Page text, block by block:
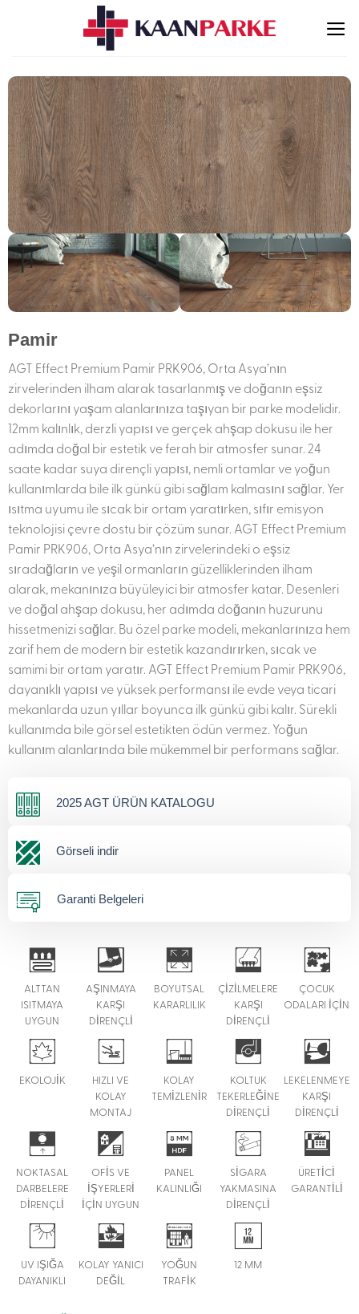
Pamir
AGT Effect Premium Pamir PRK906, Orta Asya’nın
zirvelerinden ilham alarak tasarlanmış ve doğanın eşsiz
dekorlarını yaşam alanlarınıza taşıyan bir parke modelidir.
12mm kalınlık, derzli yapısı ve gerçek ahşap dokusu ile her
adımda doğal bir estetik ve ferah bir atmosfer sunar. 24
saate kadar suya dirençli yapısı, nemli ortamlar ve yoğun
kullanımlarda bile ilk günkü gibi sağlam kalmasını sağlar. Yer
ısıtma uyumu ile sıcak bir ortam yaratırken, sıfır emisyon
teknolojisi çevre dostu bir çözüm sunar. AGT Effect Premium
Pamir PRK906, Orta Asya’nın zirvelerindeki o eşsiz
sıradağların ve yeşil ormanların güzelliklerinden ilham
alarak, mekanınıza büyüleyici bir atmosfer katar. Desenleri
ve doğal ahşap dokusu, her adımda doğanın huzurunu
hissetmenizi sağlar. Bu özel parke modeli, mekanlarınıza hem
zarif hem de modern bir estetik kazandırırken, sıcak ve
samimi bir ortam yaratır. AGT Effect Premium Pamir PRK906,
dayanıklı yapısı ve yüksek performansı ile evde veya ticari
mekanlarda uzun yıllar boyunca ilk günkü gibi kalır. Sürekli
kullanımda bile görsel estetikten ödün vermez. Yoğun
kullanım alanlarında bile mükemmel bir performans sağlar.
2025 AGT ÜRÜN KATALOGU
Görseli indir
Garanti Belgeleri
ALTTAN
ISITMAYA
UYGUN
AŞINMAYA
KARŞI
DİRENÇLİ
BOYUTSAL
KARARLILIK
ÇİZİLMELERE
KARŞI
DİRENÇLİ
ÇOCUK
ODALARI İÇİN
EKOLOJİK
HIZLI VE
KOLAY
MONTAJ
KOLAY
TEMİZLENİR
KOLTUK
TEKERLEĞİNE
DİRENÇLİ
LEKELENMEYE
KARŞI
DİRENÇLİ
NOKTASAL
DARBELERE
DİRENÇLİ
OFİS VE
İŞYERLERİ
İÇİN UYGUN
PANEL
KALINLIĞI
SİGARA
YAKMASINA
DİRENÇLİ
ÜRETİCİ
GARANTİLİ
UV IŞIĞA
DAYANIKLI
KOLAY YANICI
DEĞİL
YOĞUN
TRAFİK
12 MM